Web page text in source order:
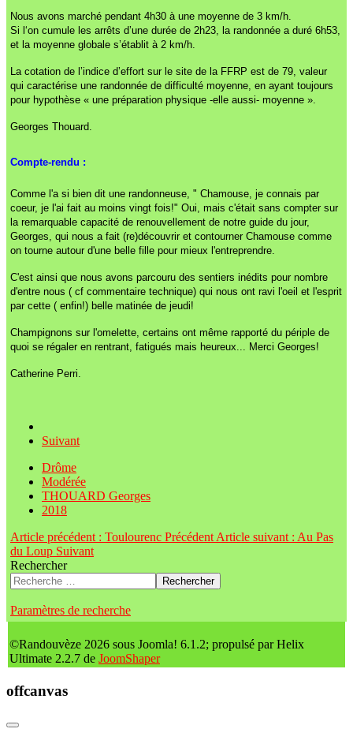
Nous avons marché pendant 4h30 à une moyenne de 3 km/h.
Si l‘on cumule les arrêts d’une durée de 2h23, la randonnée a duré 6h53,
et la moyenne globale s’établit à 2 km/h.
La cotation de l’indice d’effort sur le site de la FFRP est de 79, valeur
qui caractérise une randonnée de difficulté moyenne, en ayant toujours
pour hypothèse « une préparation physique -elle aussi- moyenne ».
Georges Thouard.
Compte-rendu :
Comme l'a si bien dit une randonneuse, " Chamouse, je connais par
coeur, je l'ai fait au moins vingt fois!" Oui, mais c'était sans compter sur
la remarquable capacité de renouvellement de notre guide du jour,
Georges, qui nous a fait (re)découvrir et contourner Chamouse comme
on tourne autour d'une belle fille pour mieux l'entreprendre.
C'est ainsi que nous avons parcouru des sentiers inédits pour nombre
d'entre nous ( cf commentaire technique) qui nous ont ravi l'oeil et l'esprit
par cette ( enfin!) belle matinée de jeudi!
Champignons sur l'omelette, certains ont même rapporté du périple de
quoi se régaler en rentrant, fatigués mais heureux... Merci Georges!
Catherine Perri.
Suivant
Drôme
Modérée
THOUARD Georges
2018
Article précédent : Toulourenc Précédent Article suivant : Au Pas
du Loup Suivant
Rechercher
Rechercher
Paramètres de recherche
©Randouvèze 2026 sous Joomla! 6.1.2; propulsé par Helix
Ultimate 2.2.7 de JoomShaper
offcanvas